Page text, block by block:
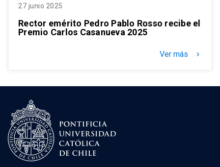
27 junio 2025
Rector emérito Pedro Pablo Rosso recibe el
Premio Carlos Casanueva 2025
Ver más keyboard_arrow_right